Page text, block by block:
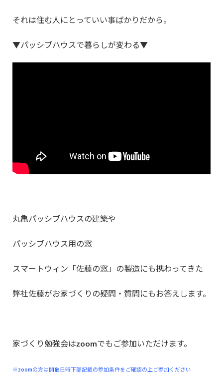
それは住む人にとっていい事ばかりだから。
▼パッシブハウスで暮らしが変わる▼
丸亀パッシブハウスの建築や
パッシブハウス用の窓
スマートウィン「佐藤の窓」の製造にも携わってきた
弊社佐藤がお家づくりの疑問・質問にもお答えします。
家づくり勉強会はzoomでもご参加いただけます。
※zoomの方は開催日時下部記載の参加条件をご確認の上ご参加ください